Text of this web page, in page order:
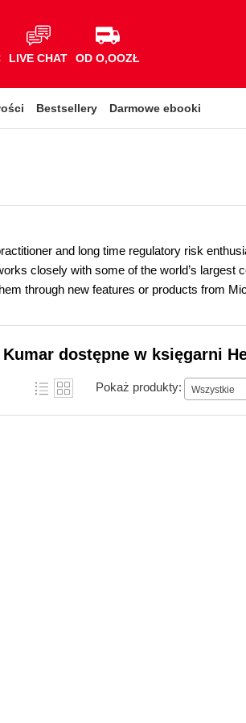
LIVE CHAT OD O,OOZŁ
Bestsellery Darmowe ebooki
and long time regulatory risk
closely with some of the world’s largest
through new features or products from
dostępne w księgarni
Pokaż produkty: Wszystkie